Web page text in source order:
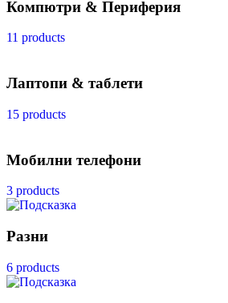
Компютри & Периферия
11 products
Лаптопи & таблети
15 products
Мобилни телефони
3 products
Разни
6 products